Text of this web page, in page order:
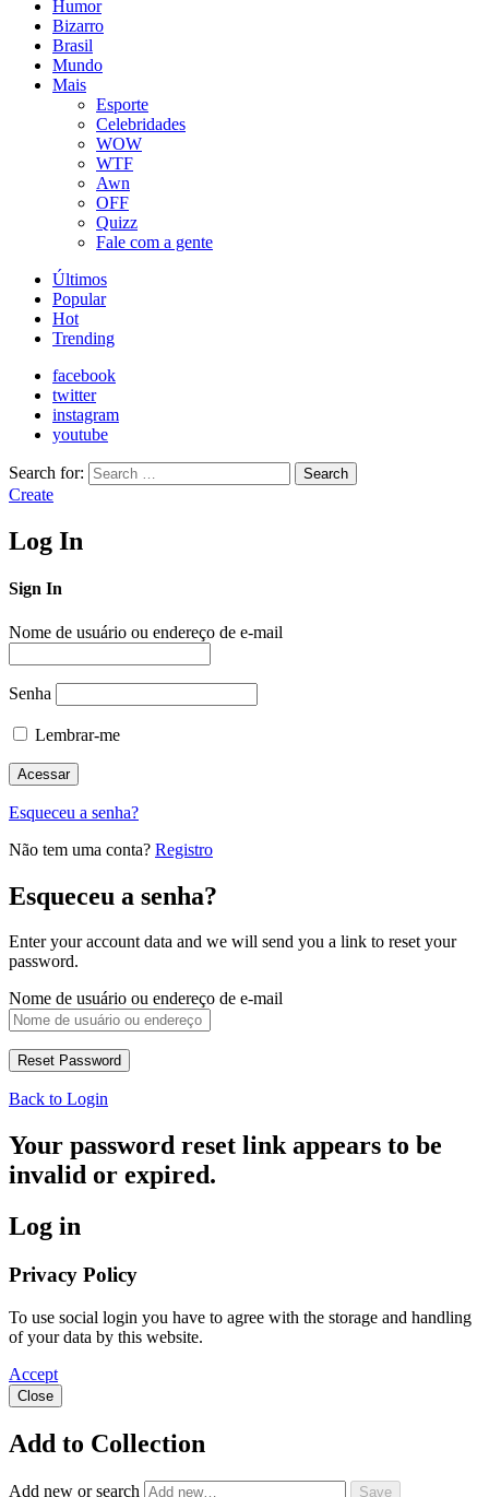
Humor
Bizarro
Brasil
Mundo
Mais
Esporte
Celebridades
WOW
WTF
Awn
OFF
Quizz
Fale com a gente
Últimos
Popular
Hot
Trending
facebook
twitter
instagram
youtube
Search for: Search
Create
Log In
Sign In
Nome de usuário ou endereço de e-mail
Senha
Lembrar-me
Esqueceu a senha?
Não tem uma conta? Registro
Esqueceu a senha?
Enter your account data and we will send you a link to reset your
password.
Nome de usuário ou endereço de e-mail
Back to Login
Your password reset link appears to be
invalid or expired.
Log in
Privacy Policy
To use social login you have to agree with the storage and handling
of your data by this website.
Accept
Close
Add to Collection
Add new or search